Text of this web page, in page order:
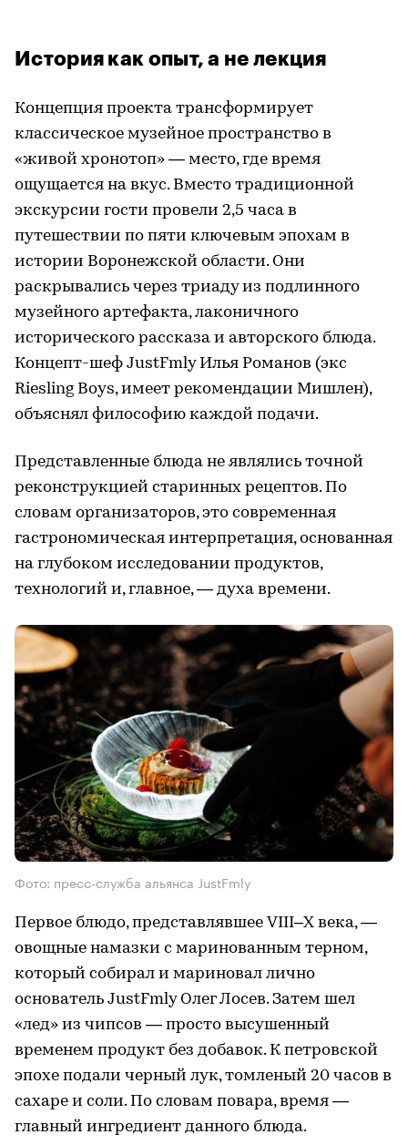
История как опыт, а не лекция
Концепция проекта трансформирует
классическое музейное пространство в
«живой хронотоп» — место, где время
ощущается на вкус. Вместо традиционной
экскурсии гости провели 2,5 часа в
путешествии по пяти ключевым эпохам в
истории Воронежской области. Они
раскрывались через триаду из подлинного
музейного артефакта, лаконичного
исторического рассказа и авторского блюда.
Концепт-шеф JustFmly Илья Романов (экс
Riesling Boys, имеет рекомендации Мишлен),
объяснял философию каждой подачи.
Представленные блюда не являлись точной
реконструкцией старинных рецептов. По
словам организаторов, это современная
гастрономическая интерпретация, основанная
на глубоком исследовании продуктов,
технологий и, главное, — духа времени.
Фото: пресс-служба альянса JustFmly
Первое блюдо, представлявшее VIII–X века, —
овощные намазки с маринованным терном,
который собирал и мариновал лично
основатель JustFmly Олег Лосев. Затем шел
«лед» из чипсов — просто высушенный
временем продукт без добавок. К петровской
эпохе подали черный лук, томленый 20 часов в
сахаре и соли. По словам повара, время —
главный ингредиент данного блюда.